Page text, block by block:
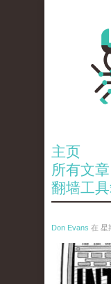
主页
所有文章
翻墙工
Don Evans 在 星